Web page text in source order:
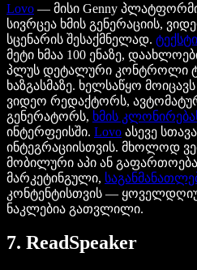
Lovo — მისი Genny
სივრცეა ხმის გენერაციის,
სცენარის შესაქმნელად.
მეტი ხმაა 100 ენაზე,
პლუს დეტალური კონტროლი
ხაზგასმაზე. ხელსაწყო
ვიდეო რედაქტორს,
გენერატორს, ხმის
ინტერფეისში. Lovo ასევე
ინტეგრაციისთვის. მხოლოდ
მობილური აპი ან
მარკეტინგული,
კონტენტისთვის —
ნაკლებია გათვლილი.
7. ReadSpeaker